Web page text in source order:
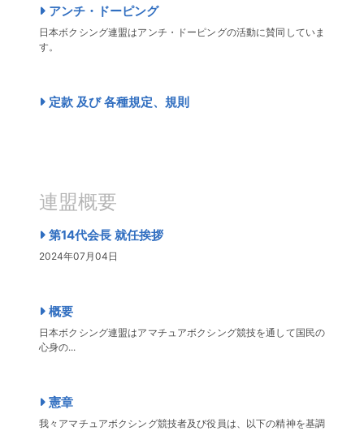
アンチ・ドーピング
日本ボクシング連盟はアンチ・ドーピングの活動に賛同していま
す。
定款 及び 各種規定、規則
連盟概要
第14代会長 就任挨拶
2024年07月04日
概要
日本ボクシング連盟はアマチュアボクシング競技を通して国民の
心身の...
憲章
我々アマチュアボクシング競技者及び役員は、以下の精神を基調